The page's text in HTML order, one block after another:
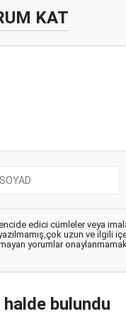
KAT
edici cümleler veya
uzun ve ilgili
yorumlar
halde bulundu